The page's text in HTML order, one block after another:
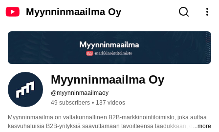
Myynninmaailma Oy
Myynninmaailma Oy
@myynninmaailmaoy
49 subscribers • 137 videos
Myynninmaailma on valtakunnallinen B2B-markkinointitoimisto, joka auttaa
kasvuhaluisia B2B-yrityksiä saavuttamaan tavoitteensa laadukkaan, osuvan
...more